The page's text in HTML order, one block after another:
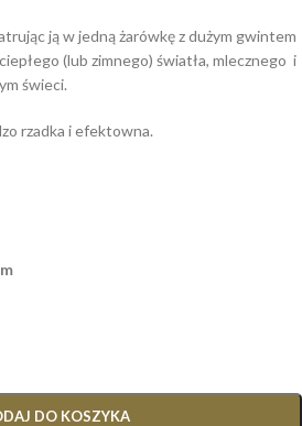
ją w jedną żarówkę z dużym gwintem
(lub zimnego) światła, mlecznego i
świeci.
rzadka i efektowna.
DO KOSZYKA